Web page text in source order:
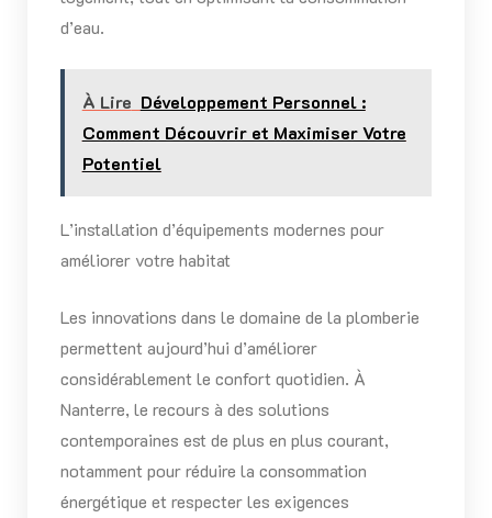
d’eau.
À Lire Développement Personnel :
Comment Découvrir et Maximiser Votre
Potentiel
L’installation d’équipements modernes pour
améliorer votre habitat
Les innovations dans le domaine de la plomberie
permettent aujourd’hui d’améliorer
considérablement le confort quotidien. À
Nanterre, le recours à des solutions
contemporaines est de plus en plus courant,
notamment pour réduire la consommation
énergétique et respecter les exigences